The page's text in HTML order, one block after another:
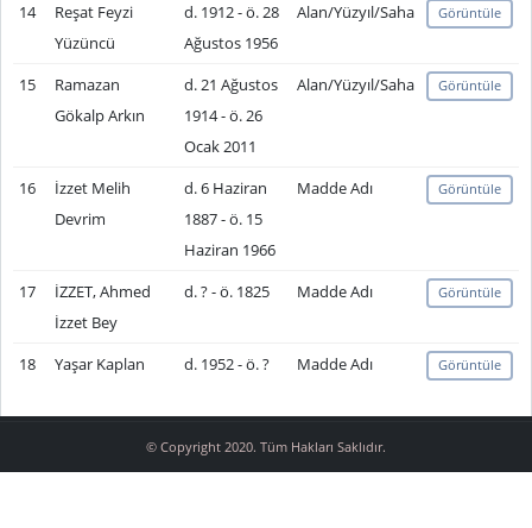
14
Reşat Feyzi
Yüzüncü
d. 1912 - ö. 28
Ağustos 1956
Alan/Yüzyıl/Saha Görüntüle
15
Ramazan
Gökalp Arkın
d. 21 Ağustos
1914 - ö. 26
Ocak 2011
Alan/Yüzyıl/Saha Görüntüle
16
İzzet Melih
Devrim
d. 6 Haziran
1887 - ö. 15
Haziran 1966
Madde Adı Görüntüle
17
İZZET, Ahmed
İzzet Bey
d. ? - ö. 1825 Madde Adı Görüntüle
18 Yaşar Kaplan d. 1952 - ö. ? Madde Adı Görüntüle
© Copyright 2020. Tüm Hakları Saklıdır.